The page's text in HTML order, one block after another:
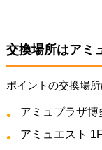
交換場所はアミ
ポイントの交換場
アミュプラザ
アミュエスト